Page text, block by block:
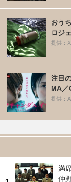
おう
ロジ
提供：
注目
MA／
提供：
満
仲